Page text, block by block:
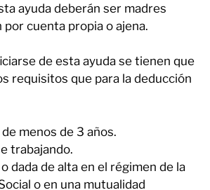
ayuda deberán ser madres
cuenta propia o ajena.
de esta ayuda se tienen que
requisitos que para la deducción
menos de 3 años.
trabajando.
dada de alta en el régimen de la
o en una mutualidad